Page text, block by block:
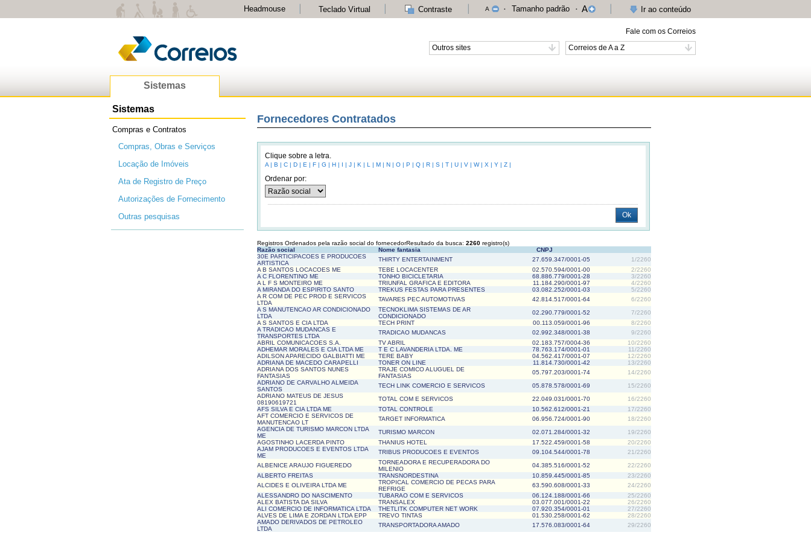
Ir ao conteúdo
A
Tamanho padrão
A
Contraste
Teclado Virtual
Headmouse
Fale com os Correios
Outros sites
Correios de A a Z
Sistemas
Sistemas
Compras e Contratos
Compras, Obras e Serviços
Locação de Imóveis
Ata de Registro de Preço
Autorizações de Fornecimento
Outras pesquisas
Fornecedores Contratados
Clique sobre a letra.
A | B | C | D | E | F | G | H | I | J | K | L | M | N | O | P | Q | R | S | T | U | V | W | X | Y | Z |
Ordenar por:
Registros Ordenados pela razão social do fornecedorResultado da busca: 2260registro(s)
Razão social
Nome fantasia
CNPJ
30E PARTICIPACOES E PRODUCOES
ARTISTICA
THIRTY ENTERTAINMENT 27.659.347/0001-05
1/2260
A B SANTOS LOCACOES ME
TEBE LOCACENTER 02.570.594/0001-00
2/2260
A C FLORENTINO ME
TONHO BICICLETARIA 68.886.779/0001-28
3/2260
A L F S MONTEIRO ME
TRIUNFAL GRAFICA E EDITORA 11.184.290/0001-97
4/2260
A MIRANDA DO ESPIRITO SANTO
TREKUS FESTAS PARA PRESENTES 03.082.252/0001-03
5/2260
A R COM DE PEC PROD E SERVICOS
LTDA
TAVARES PEC AUTOMOTIVAS 42.814.517/0001-64
6/2260
A S MANUTENCAO AR CONDICIONADO
LTDA
TECNOKLIMA SISTEMAS DE AR
CONDICIONADO
02.290.779/0001-52
7/2260
A S SANTOS E CIA LTDA
TECH PRINT 00.113.059/0001-96
8/2260
A TRADICAO MUDANCAS E
TRANSPORTES LTDA
TRADICAO MUDANCAS 02.992.348/0001-38
9/2260
ABRIL COMUNICACOES S.A.
TV ABRIL 02.183.757/0004-36
10/2260
ADHEMAR MORALES E CIA LTDA ME
T E C LAVANDERIA LTDA. ME 78.763.174/0001-01
11/2260
ADILSON APARECIDO GALBIATTI ME
TERE BABY 04.562.417/0001-07
12/2260
ADRIANA DE MACEDO CARAPELLI
TONER ON LINE 11.814.730/0001-42
13/2260
ADRIANA DOS SANTOS NUNES
FANTASIAS
TRAJE COMICO ALUGUEL DE
FANTASIAS
05.797.203/0001-74
14/2260
ADRIANO DE CARVALHO ALMEIDA
SANTOS
TECH LINK COMERCIO E SERVICOS 05.878.578/0001-69
15/2260
ADRIANO MATEUS DE JESUS
08190619721
TOTAL COM E SERVICOS 22.049.031/0001-70
16/2260
AFS SILVA E CIA LTDA ME
TOTAL CONTROLE 10.562.612/0001-21
17/2260
AFT COMERCIO E SERVICOS DE
MANUTENCAO LT
TARGET INFORMATICA 06.956.724/0001-90
18/2260
AGENCIA DE TURISMO MARCON LTDA
ME
TURISMO MARCON 02.071.284/0001-32
19/2260
AGOSTINHO LACERDA PINTO
THANIUS HOTEL 17.522.459/0001-58
20/2260
AJAM PRODUCOES E EVENTOS LTDA
ME
TRIBUS PRODUCOES E EVENTOS 09.104.544/0001-78
21/2260
ALBENICE ARAUJO FIGUEREDO
TORNEADORA E RECUPERADORA DO
MILENIO
04.385.516/0001-52
22/2260
ALBERTO FREITAS
TRANSNORDESTINA 10.859.445/0001-85
23/2260
ALCIDES E OLIVEIRA LTDA ME
TROPICAL COMERCIO DE PECAS PARA
REFRIGE
63.590.608/0001-33
24/2260
ALESSANDRO DO NASCIMENTO
TUBARAO COM E SERVICOS 06.124.188/0001-66
25/2260
ALEX BATISTA DA SILVA
TRANSALEX 03.077.001/0001-22
26/2260
ALI COMERCIO DE INFORMATICA LTDA
THETLITK COMPUTER NET WORK 07.920.354/0001-01
27/2260
ALVES DE LIMA E ZORDAN LTDA EPP
TREVO TINTAS 01.530.258/0001-62
28/2260
AMADO DERIVADOS DE PETROLEO
LTDA
TRANSPORTADORA AMADO 17.576.083/0001-64 29/2260